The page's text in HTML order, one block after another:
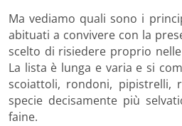
Ma vediamo quali sono i
abituati a convivere con la
scelto di risiedere proprio
La lista è lunga e varia e si
scoiattoli, rondoni, pipistrelli,
specie decisamente più
faine.